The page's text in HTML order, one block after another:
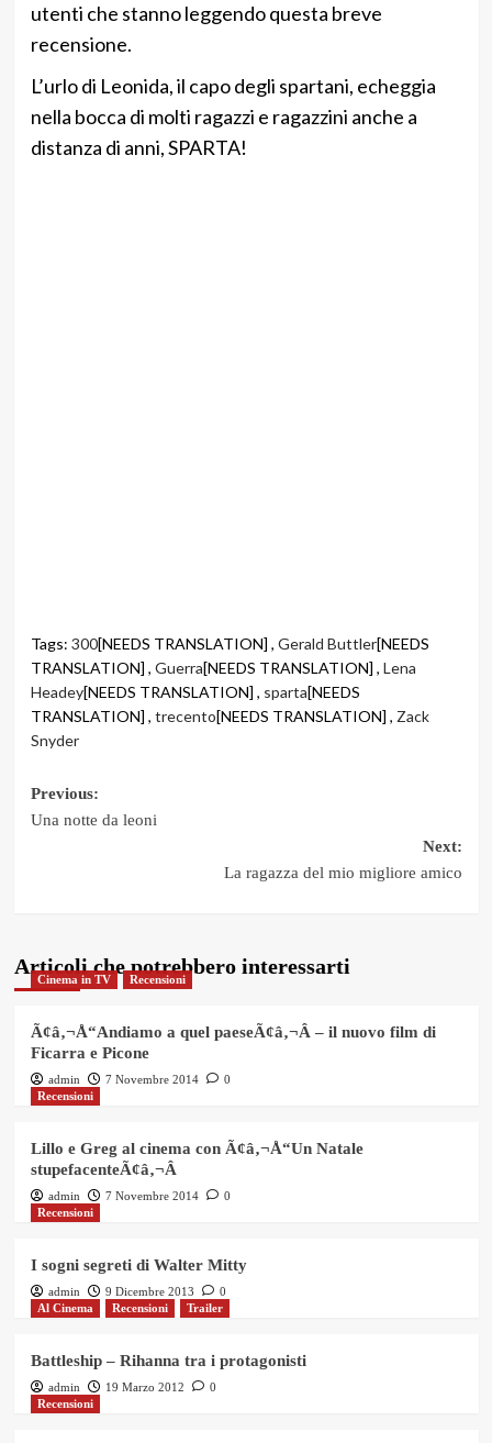
utenti che stanno leggendo questa breve
recensione.
L’urlo di Leonida, il capo degli spartani, echeggia
nella bocca di molti ragazzi e ragazzini anche a
distanza di anni, SPARTA!
Tags: 300[NEEDS TRANSLATION] , Gerald Buttler[NEEDS
TRANSLATION] , Guerra[NEEDS TRANSLATION] , Lena
Headey[NEEDS TRANSLATION] , sparta[NEEDS
TRANSLATION] , trecento[NEEDS TRANSLATION] , Zack
Snyder
Post
Previous:
Una notte da leoni
Next:
La ragazza del mio migliore amico
Articoli che potrebbero interessarti
Cinema in TV Recensioni
Ã¢â‚¬Å“Andiamo a quel paeseÃ¢â‚¬Â – il nuovo film di
Ficarra e Picone
admin 7 Novembre 2014
0
Recensioni
Lillo e Greg al cinema con Ã¢â‚¬Å“Un Natale
stupefacenteÃ¢â‚¬Â
admin 7 Novembre 2014
0
Recensioni
I sogni segreti di Walter Mitty
admin 9 Dicembre 2013
0
Al Cinema
Recensioni Trailer
Battleship – Rihanna tra i protagonisti
admin 19 Marzo 2012
0
Recensioni